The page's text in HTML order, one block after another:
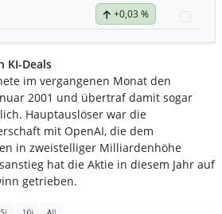
+0,03 %
KI-Deals
im vergangenen Monat den
2001 und übertraf damit sogar
Hauptauslöser war die
mit OpenAI, die dem
in zweistelliger Milliardenhöhe
hat die Aktie in diesem Jahr auf
getrieben.